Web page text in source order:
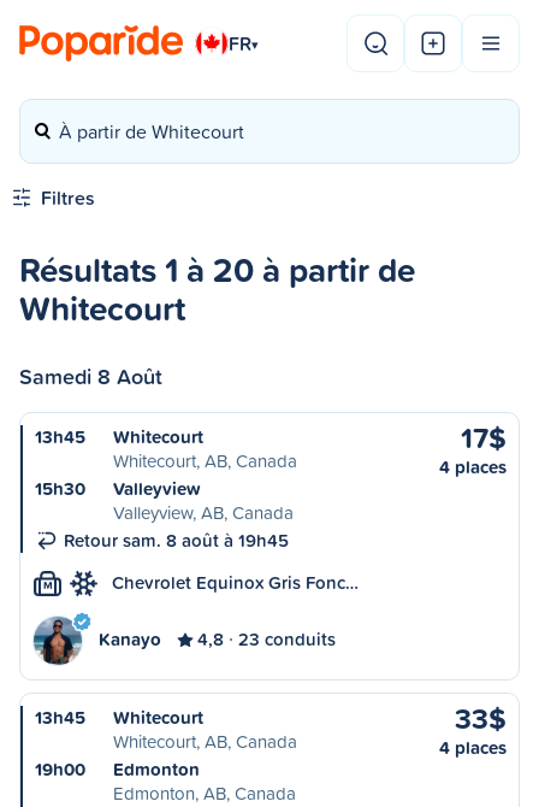
FR▾
À partir de Whitecourt
Filtres
Résultats 1 à 20 à partir de
Whitecourt
Samedi 8 Août
13h45
Whitecourt
Whitecourt, AB, Canada
15h30
Valleyview
Valleyview, AB, Canada
Retour sam. 8 août à 19h45
17$
4 places
M Chevrolet Equinox Gris Fonc…
Kanayo 4,8 23 conduits
13h45
Whitecourt
Whitecourt, AB, Canada
19h00
Edmonton
Edmonton, AB, Canada
33$
4 places